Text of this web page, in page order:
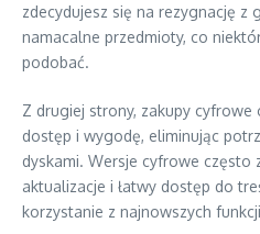
zdecydujesz się na rezygnację z
namacalne przedmioty, co
podobać.
Z drugiej strony, zakupy
dostęp i wygodę, eliminując
dyskami. Wersje cyfrowe często
aktualizacje i łatwy dostęp do
korzystanie z najnowszych